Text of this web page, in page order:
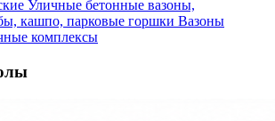
Уличные бетонные вазоны,
кашпо, парковые горшки Вазоны
комплексы